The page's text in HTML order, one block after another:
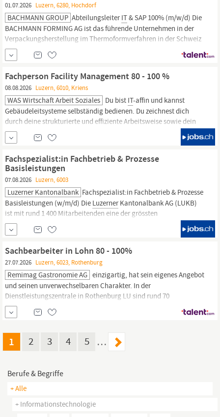
01.07.2026 Luzern, 6280, Hochdorf
BACHMANN GROUP AbteilungsleiterIT& SAP 100% (m/w/d) Die
BACHMANN FORMING AG ist das führende Unternehmen in der
Verpackungsherstellung im Thermoformverfahren in der Schweiz
und bietet unseren Kunden innovative Lösungen und hochwertige
Produkte. Mit modernster Technologie und einem motivierten
Abteilung Informatik suchen wir einen Abteilungsleiter
Fachperson Facility Management 80 - 100 %
08.08.2026 Luzern, 6010, Kriens
WAS Wirtschaft Arbeit Soziales Du bist IT-affin und kannst
Gebäudeleitsysteme selbständig bedienen. Du zeichnest dich
durch deine strukturierte und effiziente Arbeitsweise sowie dein
organisatorisches Geschick aus. Du bringst gute
Anwenderkenntnisse mit, insbesondere in MS Office (Teams, Word
Schrift.
Fachspezialist:in Fachbetrieb & Prozesse
Basisleistungen
07.08.2026 Luzern, 6003
Luzerner Kantonalbank Fachspezialist:in Fachbetrieb & Prozesse
Basisleistungen (w/m/d) Die LuzernerKantonalbank AG (LUKB)
ist mit rund 1 400 Mitarbeitenden eine der grössten
Kantonalbanken. Als zentrale Drehscheibe in Zusammenarbeit
mit den Vertriebseinheiten, dem Produktmanagement und der ICT
Sachbearbeiter in Lohn 80 - 100%
27.07.2026 Luzern, 6023, Rothenburg
Remimag Gastronomie AG einzigartig, hat sein eigenes Angebot
und seinen unverwechselbaren Charakter. In der
Dienstleistungszentrale in Rothenburg LU sind rund 70
Mitarbeitende in den Bereichen Organisation, Finanzen, Personal,
Infrastruktur und Instandhaltung, Food & Beverage, Marketing,
Unternehmenskultur.
1 2 3 4 5 …
Berufe & Begriffe
+ Alle
+ Informationstechnologie